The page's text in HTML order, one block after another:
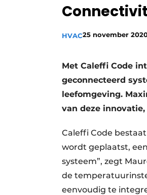
Privacy /
Vacatures
HVAC25 november
Met Caleffi Code
geconnecteerd
leefomgeving.
van deze
Caleffi Code
wordt geplaatst,
systeem”, zegt
de
eenvoudig te